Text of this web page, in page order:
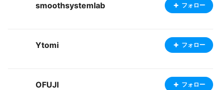
smoothsystemlab フォロー
Ytomi フォロー
OFUJI フォロー